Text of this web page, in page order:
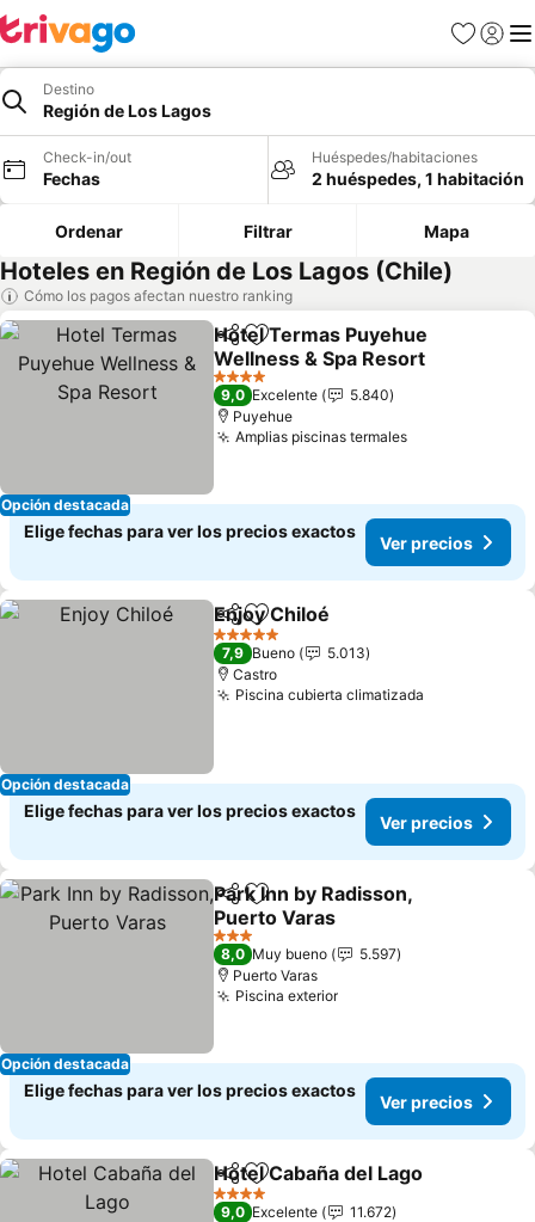
Favoritos
Iniciar
Destino
Región de Los Lagos
Check-in/out
Fechas
Huéspedes/habitaciones
2 huéspedes, 1 habitación
Ordenar Filtrar Mapa
Hoteles en Región de Los Lagos (Chile)
Cómo los pagos afectan nuestro ranking
Opción destacada
CompartirAgregar a favoritos
Hotel Termas Puyehue
Wellness & Spa Resort
4 Estrellas
9,0 Excelente
5.840
Puyehue
Amplias piscinas termales
Elige fechas para ver los precios exactos
Ver precios
Opción destacada
CompartirAgregar a favoritos
Enjoy Chiloé
5 Estrellas
7,9 Bueno
5.013
Castro
Piscina cubierta climatizada
Elige fechas para ver los precios exactos
Ver precios
Opción destacada
CompartirAgregar a favoritos
Park Inn by Radisson,
Puerto Varas
3 Estrellas
8,0 Muy bueno
5.597
Puerto Varas
Piscina exterior
Elige fechas para ver los precios exactos
Ver precios
CompartirAgregar a favoritos
Hotel Cabaña del Lago
4 Estrellas
9,0 Excelente
11.672